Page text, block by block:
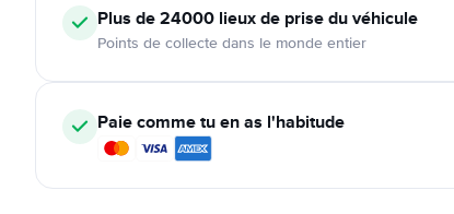
Plus de 24000 lieux de prise du véhicule
Points de collecte dans le monde entier
Paie comme tu en as l'habitude